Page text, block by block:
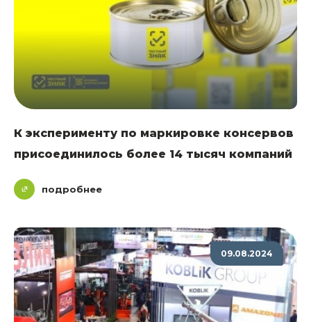
К эксперименту по маркировке консервов
присоединилось более 14 тысяч компаний
подробнее
09.08.2024